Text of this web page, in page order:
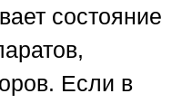
состояние
Если в